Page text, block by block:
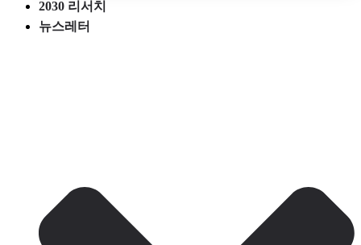
2030 리서치
뉴스레터